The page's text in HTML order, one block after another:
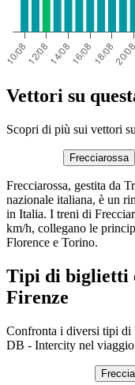
Vettori su
Scopri di più sui vettori
Frecciarossa
Frecciarossa, gestita da
nazionale italiana, è un
in Italia. I treni di
km/h, collegano le
Florence e Torino.
Tipi di biglietti
Firenze
Confronta i diversi tipi di
DB - Intercity nel viaggio